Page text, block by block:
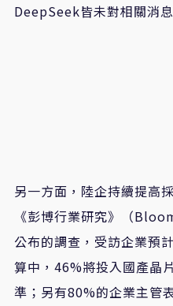
DeepSeek皆未對相關消
另一方面，陸企持續提高
《彭博行業研究》（
公布的調查，受訪企業預
算中，46%將投入國產晶
準；另有80%的企業主管